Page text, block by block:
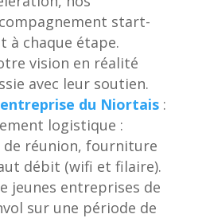
start-
à chaque étape.
vision en réalité
avec leur soutien.
du Niortais:
logistique :
de réunion, fourniture
débit (wifi et filaire).
jeunes entreprises de
sur une période de